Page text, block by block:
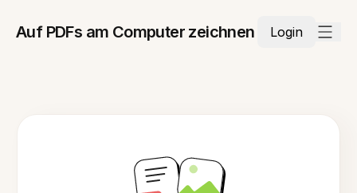
Auf PDFs am Computer zeichnen Login